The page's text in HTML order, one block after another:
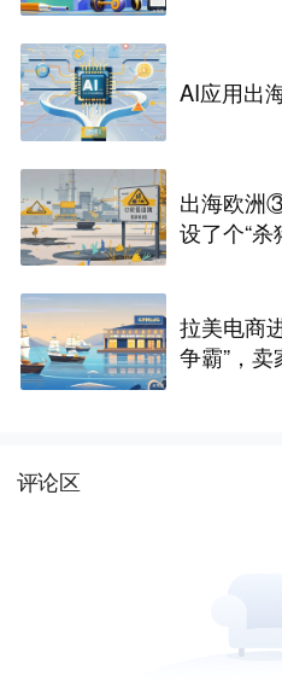
AI应用出
出海欧洲
设了个“杀
拉美电商
争霸”，卖
评论区